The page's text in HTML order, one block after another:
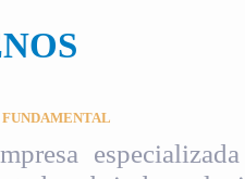
FUNDAMENTAL